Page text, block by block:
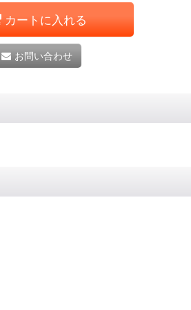
カートに入れる
お問い合わせ